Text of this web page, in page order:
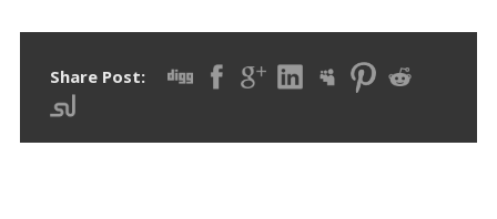
Share Post: